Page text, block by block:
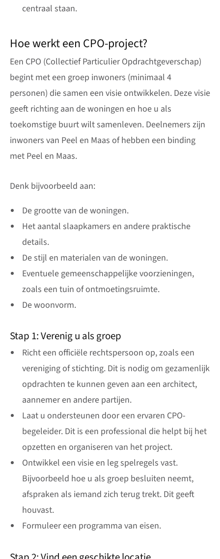
centraal staan.
Hoe werkt een CPO-project?
Een CPO (Collectief Particulier Opdrachtgeverschap)
begint met een groep inwoners (minimaal 4
personen) die samen een visie ontwikkelen. Deze visie
geeft richting aan de woningen en hoe u als
toekomstige buurt wilt samenleven. Deelnemers zijn
inwoners van Peel en Maas of hebben een binding
met Peel en Maas.
Denk bijvoorbeeld aan:
De grootte van de woningen.
Het aantal slaapkamers en andere praktische
details.
De stijl en materialen van de woningen.
Eventuele gemeenschappelijke voorzieningen,
zoals een tuin of ontmoetingsruimte.
De woonvorm.
Stap 1: Verenig u als groep
Richt een officiële rechtspersoon op, zoals een
vereniging of stichting. Dit is nodig om gezamenlijk
opdrachten te kunnen geven aan een architect,
aannemer en andere partijen.
Laat u ondersteunen door een ervaren CPO-
begeleider. Dit is een professional die helpt bij het
opzetten en organiseren van het project.
Ontwikkel een visie en leg spelregels vast.
Bijvoorbeeld hoe u als groep besluiten neemt,
afspraken als iemand zich terug trekt. Dit geeft
houvast.
Formuleer een programma van eisen.